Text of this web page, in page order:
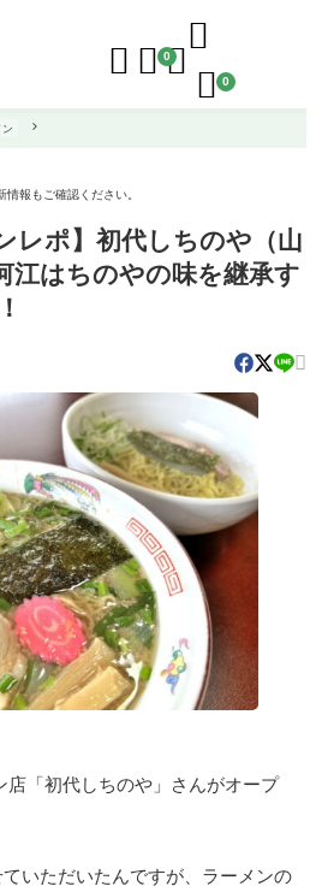
  0

 0
ン
報もご確認ください。
レポ】初代しちのや（山
江はちのやの味を継承す

店「初代しちのや」さんがオープ
いただいたんですが、ラーメンの